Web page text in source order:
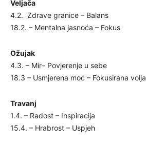
Veljača
4.2. Zdrave granice – Balans
18.2. – Mentalna jasnoća – Fokus
Ožujak
4.3. – Mir– Povjerenje u sebe
18.3 – Usmjerena moć – Fokusirana volja
Travanj
1.4. – Radost – Inspiracija
15.4. – Hrabrost – Uspjeh